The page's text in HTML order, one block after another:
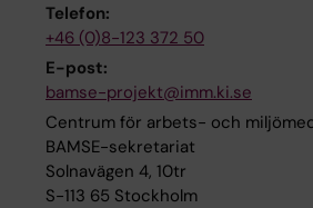
Telefon:
+46 (0)8-123 372 50
E-post:
bamse-projekt@imm.ki.se
Centrum för arbets- och
BAMSE-sekretariat
Solnavägen 4, 10tr
S-113 65 Stockholm